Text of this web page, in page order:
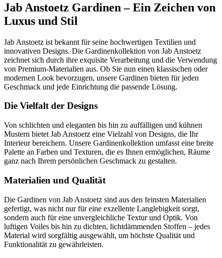
Jab Anstoetz Gardinen – Ein Zeichen von
Luxus und Stil
Jab Anstoetz ist bekannt für seine hochwertigen Textilien und
innovativen Designs. Die Gardinenkollektion von Jab Anstoetz
zeichnet sich durch ihre exquisite Verarbeitung und die Verwendung
von Premium-Materialien aus. Ob Sie nun einen klassischen oder
modernen Look bevorzugen, unsere Gardinen bieten für jeden
Geschmack und jede Einrichtung die passende Lösung.
Die Vielfalt der Designs
Von schlichten und eleganten bis hin zu auffälligen und kühnen
Mustern bietet Jab Anstoetz eine Vielzahl von Designs, die Ihr
Interieur bereichern. Unsere Gardinenkollektion umfasst eine breite
Palette an Farben und Texturen, die es Ihnen ermöglichen, Räume
ganz nach Ihrem persönlichen Geschmack zu gestalten.
Materialien und Qualität
Die Gardinen von Jab Anstoetz sind aus den feinsten Materialien
gefertigt, was nicht nur für eine exzellente Langlebigkeit sorgt,
sondern auch für eine unvergleichliche Textur und Optik. Von
luftigen Voiles bis hin zu dichten, lichtdämmenden Stoffen – jedes
Material wird sorgfältig ausgewählt, um höchste Qualität und
Funktionalität zu gewährleisten.